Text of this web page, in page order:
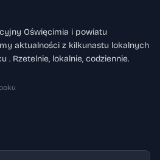
Oświęcimia i powiatu
aktualności z kilkunastu lokalnych
. Rzetelnie, lokalnie, codziennie.